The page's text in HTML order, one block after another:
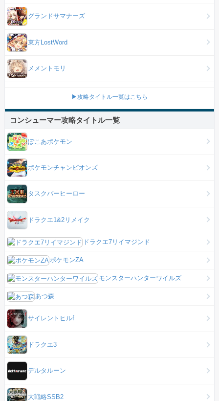
グランドサマナーズ
東方LostWord
メメントモリ
▶攻略タイトル一覧はこちら
コンシューマー攻略タイトル一覧
ぽこあポケモン
ポケモンチャンピオンズ
タスクバーヒーロー
ドラクエ1&2リメイク
ドラクエ7リイマジンド
ポケモンZA
モンスターハンターワイルズ
あつ森
サイレントヒルf
ドラクエ3
デルタルーン
大戦略SSB2